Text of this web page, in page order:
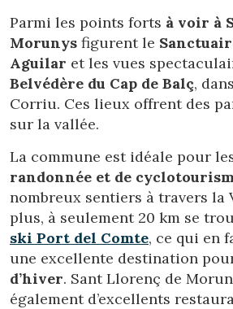
Parmi les points forts à voir à
Morunys figurent le
Aguilar et les vues
Belvédère du Cap de Balç,
Corriu. Ces lieux offrent des
sur la vallée.
La commune est idéale pour
randonnée et de
nombreux sentiers à travers la
plus, à seulement 20 km se
ski Port del Comte, ce qui en
une excellente destination
d’hiver. Sant Llorenç de
également d’excellents